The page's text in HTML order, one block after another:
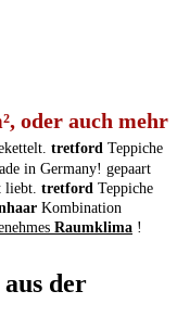
oder auch mehr
tretford Teppiche
in Germany! gepaart
liebt. tretford Teppiche
Kombination
Raumklima !
der